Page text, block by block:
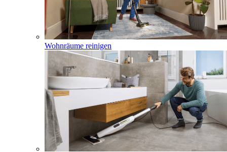
Wohnräume reinigen